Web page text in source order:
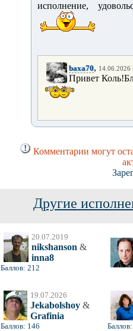
исполнение,
baxa70, 14.06.2026
Привет
Комментарии могут
Другие
20.07.2019
nikshanson &
inna8
Баллов: 212
19.07.2026
Jekabolshoy &
Grafinia
Баллов: 146